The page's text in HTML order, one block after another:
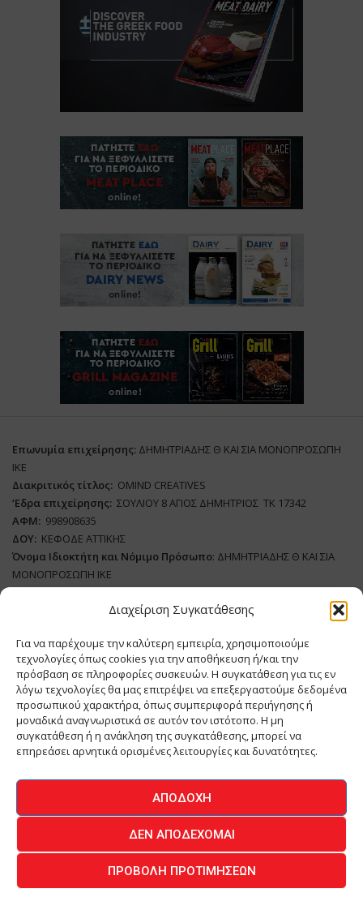
Διαχείριση Συγκατάθεσης
Για να παρέχουμε την καλύτερη εμπειρία, χρησιμοποιούμε
τεχνολογίες όπως cookies για την αποθήκευση ή/και την
πρόσβαση σε πληροφορίες συσκευών. Η συγκατάθεση για τις εν
λόγω τεχνολογίες θα μας επιτρέψει να επεξεργαστούμε δεδομένα
προσωπικού χαρακτήρα, όπως συμπεριφορά περιήγησης ή
μοναδικά αναγνωριστικά σε αυτόν τον ιστότοπο. Η μη
συγκατάθεση ή η ανάκληση της συγκατάθεσης, μπορεί να
επηρεάσει αρνητικά ορισμένες λειτουργίες και δυνατότητες.
ΑΠΟΔΟΧΉ
ΔΕΝ ΑΠΟΔΈΧΟΜΑΙ
ΠΡΟΒΟΛΉ ΠΡΟΤΙΜΉΣΕΩΝ
Επωνυμία επιχείρησης: ΔΗΜΗΤΡΙΑΔΗΣ Θ ΚΑΙ ΣΙΑ ΜΟΝΟΠΡΟΣΩΠΗ
ΙΚΕ
Διακριτικός τίτλος: ΟΜΙΝD CREATIVES
‘Eδρα επιχείρησης: ΣΟΥΛΙΟΥ 8 ΑΓΙΟΣ ΔΗΜΗΤΡΙΟΣ ΤΚ 17342
ΑΦΜ: 998908635
ΔΟΥ: ΚΕΦΟΔΕ ΑΤΤΙΚΗΣ
Όνομα Ιδιοκτήτη και Νόμιμο Πρόσωπο: ΔΗΜΗΤΡΙΑΔΗΣ Θ ΚΑΙ ΣΙΑ
ΜΟΝΟΠΡΟΣΩΠΗ ΙΚΕ
Διευθυντής Σύνταξης:ΑΘΑΝΑΣΙΟΣ ΑΝΤΩΝΙΟΥ
ΔικαιούχοςDomain:ΔΗΜΗΤΡΙΑΔΗΣ Θ ΚΑΙ ΣΙΑ ΜΟΝΟΠΡΟΣΩΠΗ ΙΚΕ
Διευθυντής: ΕΥΘΥΜΙΑΤΟΥ ΜΑΡΙΑ
Διαχειριστής:
ΕΥΘΥΜΙΑΤΟΥ ΜΑΡΙΑ
Δήλωση Συμμόρφωσης
ΕΠΙΚΟΙΝΩΝΙΑ
© 2026 - All Rights Reserved -Πολιτική Απορρήτου